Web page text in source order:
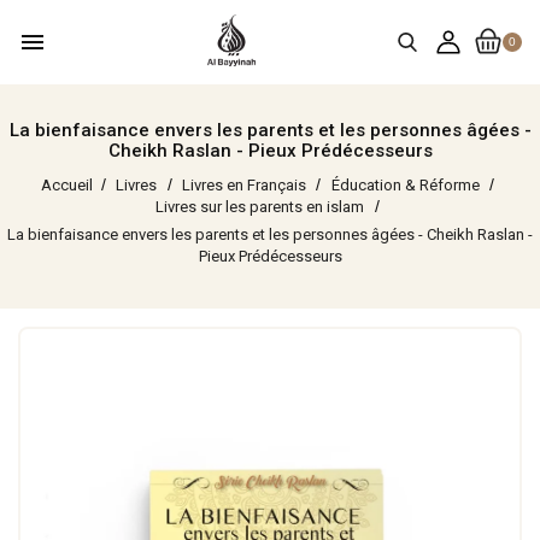
0
menu
La bienfaisance envers les parents et les personnes âgées -
Cheikh Raslan - Pieux Prédécesseurs
Accueil Livres Livres en Français
Éducation & Réforme
Livres sur les parents en islam
La bienfaisance envers les parents et les personnes âgées - Cheikh Raslan -
Pieux Prédécesseurs